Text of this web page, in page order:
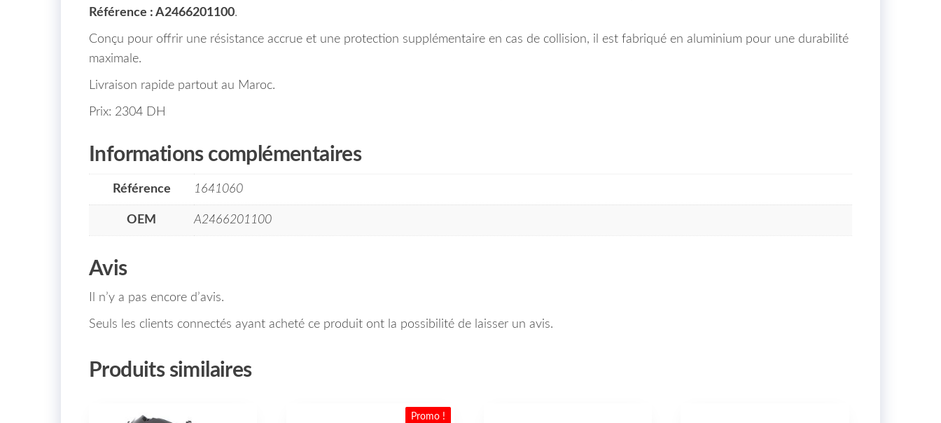
Référence : A2466201100.
Conçu pour offrir une résistance accrue et une protection supplémentaire en cas de collision, il est fabriqué en aluminium pour une durabilité
maximale.
Livraison rapide partout au Maroc.
Prix: 2304 DH
Informations complémentaires
Référence 1641060
OEM A2466201100
Avis
Il n’y a pas encore d’avis.
Seuls les clients connectés ayant acheté ce produit ont la possibilité de laisser un avis.
Produits similaires
Promo !